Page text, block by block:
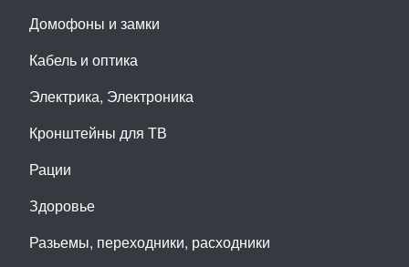
Домофоны и замки
Кабель и оптика
Электрика, Электроника
Кронштейны для ТВ
Рации
Здоровье
Разьемы, переходники, расходники